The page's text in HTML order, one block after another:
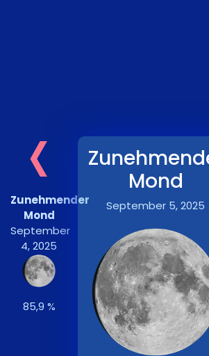
‹
Zunehmender
Mond
September
4, 2025
85,9 %
Mond
September 5, 2025